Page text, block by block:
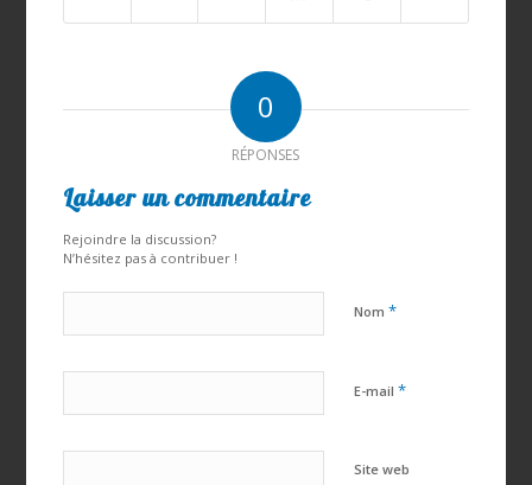
0
RÉPONSES
Laisser un commentaire
Rejoindre la discussion?
N’hésitez pas à contribuer !
Nom *
E-mail *
Site web